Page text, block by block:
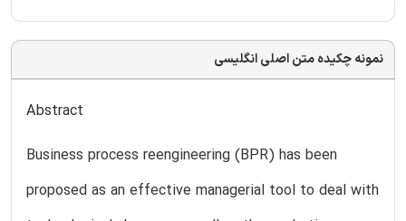
نمونه چکیده متن اصلی انگلیسی
Abstract
Business process reengineering (BPR) has been
proposed as an effective managerial tool to deal with